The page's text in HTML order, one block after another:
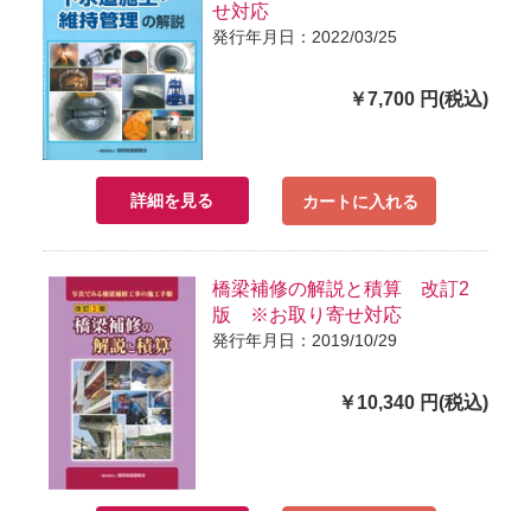
せ対応
発行年月日：2022/03/25
￥7,700 円(税込)
詳細を見る カートに入れる
橋梁補修の解説と積算 改訂2
版 ※お取り寄せ対応
発行年月日：2019/10/29
￥10,340 円(税込)